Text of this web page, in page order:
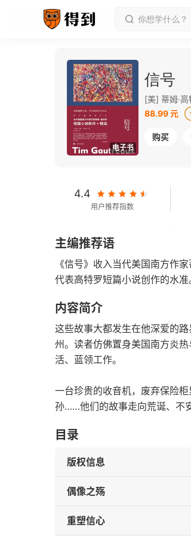
电子书
信号
[美] 蒂姆·高
88.99 元
购买
4.4
用户推荐指数
字数
主编推荐语
《信号》收入当代美国南方作
代表高特罗短篇小说创作的水准
内容简介
这些故事大都发生在他深爱的
州。读者仿佛置身美国南方炎
活、蓝领工作。
一台珍贵的收音机，废弃保险
孙……他们的故事走向荒诞、不
目录
版权信息
偶像之殇
重塑信心